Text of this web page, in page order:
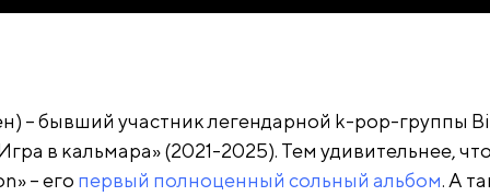
– бывший участник легендарной k-pop-группы
в кальмара» (2021-2025). Тем удивительнее,
– его первый полноценный сольный альбом. А